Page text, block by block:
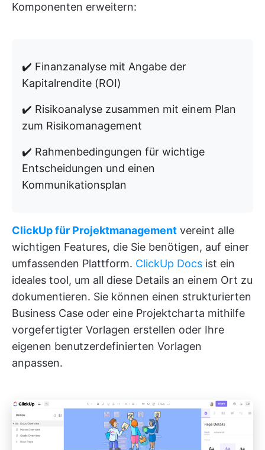
Komponenten erweitern:
✔️ Finanzanalyse mit Angabe der
Kapitalrendite (ROI)
✔️ Risikoanalyse zusammen mit einem Plan
zum Risikomanagement
✔️ Rahmenbedingungen für wichtige
Entscheidungen und einen
Kommunikationsplan
ClickUp für Projektmanagement vereint alle
wichtigen Features, die Sie benötigen, auf einer
umfassenden Plattform. ClickUp Docs ist ein
ideales tool, um all diese Details an einem Ort zu
dokumentieren. Sie können einen strukturierten
Business Case oder eine Projektcharta mithilfe
vorgefertigter Vorlagen erstellen oder Ihre
eigenen benutzerdefinierten Vorlagen
anpassen.